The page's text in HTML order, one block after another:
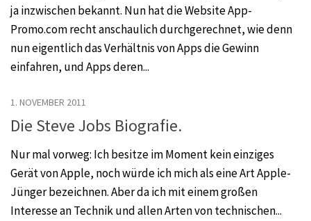
ja inzwischen bekannt. Nun hat die Website App-
Promo.com recht anschaulich durchgerechnet, wie denn
nun eigentlich das Verhältnis von Apps die Gewinn
einfahren, und Apps deren...
1. NOVEMBER 2011
Die Steve Jobs Biografie.
Nur mal vorweg: Ich besitze im Moment kein einziges
Gerät von Apple, noch würde ich mich als eine Art Apple-
Jünger bezeichnen. Aber da ich mit einem großen
Interesse an Technik und allen Arten von technischen...